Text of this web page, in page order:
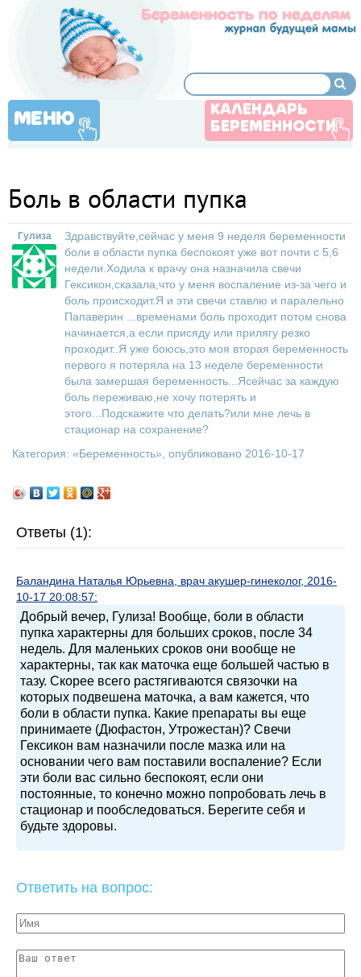
МЕНЮ
КАЛЕНДАРЬ
БЕРЕМЕННОСТИ
Боль в области пупка
Гулиза
Здравствуйте,сейчас у меня 9 неделя беременности
боли в области пупка беспокоят уже вот почти с 5,6
недели.Ходила к врачу она назначила свечи
Гексикон,сказала,что у меня воспаление из-за чего и
боль происходит.Я и эти свечи ставлю и паралельно
Папаверин ...временами боль проходит потом снова
начинается,а если присяду или прилягу резко
проходит..Я уже боюсь,это моя вторая беременность
первого я потеряла на 13 неделе беременности
была замершая беременность...Ясейчас за каждую
боль переживаю,не хочу потерять и
этого...Подскажите что делать?или мне лечь в
стационар на сохранение?
Категория: «Беременность», опубликовано 2016-10-17
Ответы (1):
Баландина Наталья Юрьевна, врач акушер-гинеколог, 2016-
10-17 20:08:57:
Добрый вечер, Гулиза! Вообще, боли в области
пупка характерны для больших сроков, после 34
недель. Для маленьких сроков они вообще не
характерны, так как маточка еще большей частью в
тазу. Скорее всего растягиваются связочки на
которых подвешена маточка, а вам кажется, что
боли в области пупка. Какие препараты вы еще
принимаете (Дюфастон, Утрожестан)? Свечи
Гексикон вам назначили после мазка или на
основании чего вам поставили воспаление? Если
эти боли вас сильно беспокоят, если они
постоянные, то конечно можно попробовать лечь в
стационар и пообследоваться. Берегите себя и
будьте здоровы.
Ответить на вопрос: